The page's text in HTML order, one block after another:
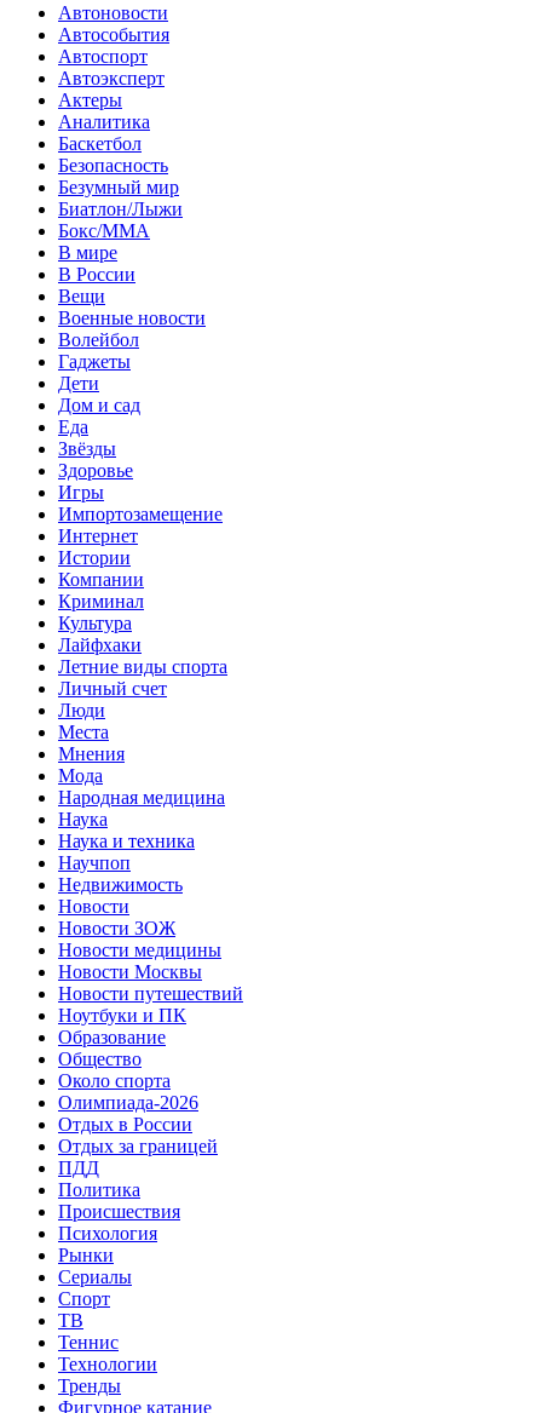
Автоновости
Автособытия
Автоспорт
Автоэксперт
Актеры
Аналитика
Баскетбол
Безопасность
Безумный мир
Биатлон/Лыжи
Бокс/MMA
В мире
В России
Вещи
Военные новости
Волейбол
Гаджеты
Дети
Дом и сад
Еда
Звёзды
Здоровье
Игры
Импортозамещение
Интернет
Истории
Компании
Криминал
Культура
Лайфхаки
Летние виды спорта
Личный счет
Люди
Места
Мнения
Мода
Народная медицина
Наука
Наука и техника
Научпоп
Недвижимость
Новости
Новости ЗОЖ
Новости медицины
Новости Москвы
Новости путешествий
Ноутбуки и ПК
Образование
Общество
Около спорта
Олимпиада-2026
Отдых в России
Отдых за границей
ПДД
Политика
Происшествия
Психология
Рынки
Сериалы
Спорт
ТВ
Теннис
Технологии
Тренды
Фигурное катание